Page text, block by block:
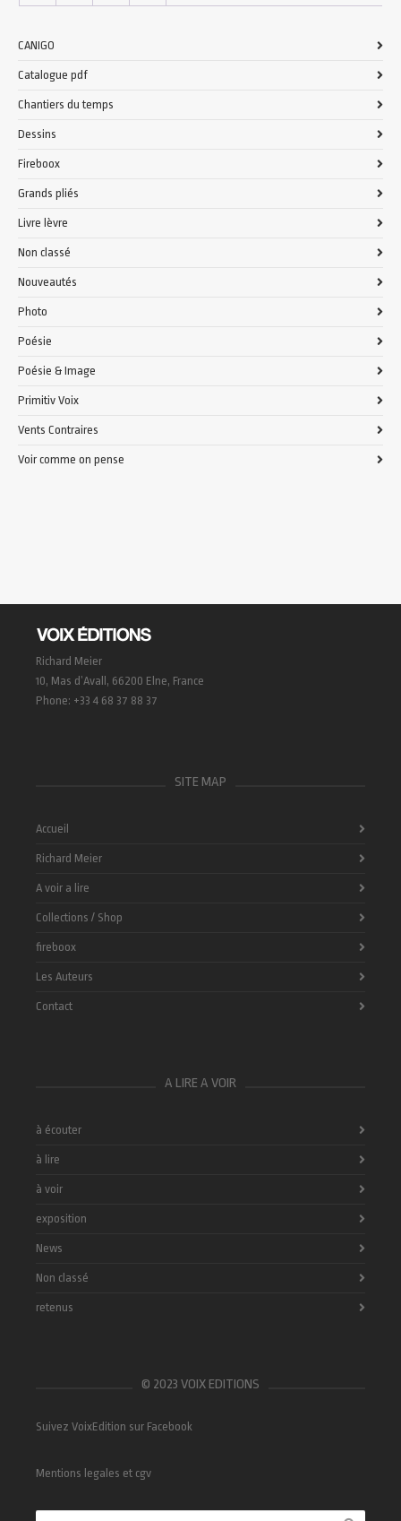
CANIGO
Catalogue pdf
Chantiers du temps
Dessins
Fireboox
Grands pliés
Livre lèvre
Non classé
Nouveautés
Photo
Poésie
Poésie & Image
Primitiv Voix
Vents Contraires
Voir comme on pense
Richard Meier
10, Mas d’Avall, 66200 Elne, France
Phone: +33 4 68 37 88 37
SITE MAP
Accueil
Richard Meier
A voir a lire
Collections / Shop
fireboox
Les Auteurs
Contact
A LIRE A VOIR
à écouter
à lire
à voir
exposition
News
Non classé
retenus
© 2023 VOIX EDITIONS
Suivez VoixEdition sur Facebook
Mentions legales et cgv